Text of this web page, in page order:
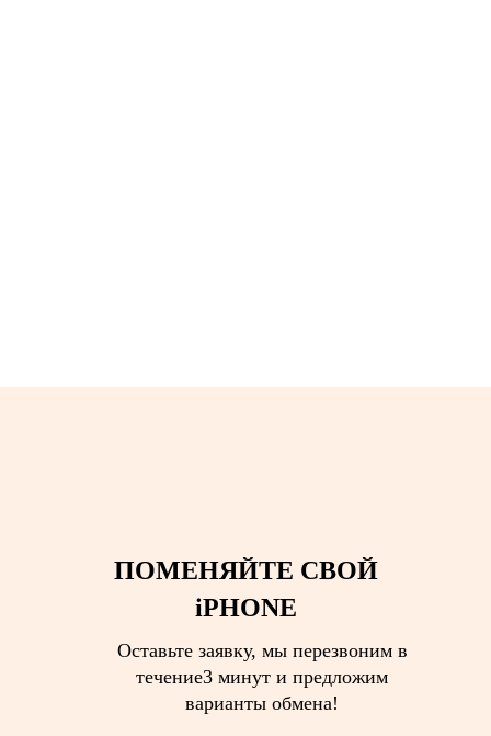
ПОМЕНЯЙТЕ СВОЙ
iPHONE
Оставьте заявку, мы перезвоним в
течение3 минут и предложим
варианты обмена!